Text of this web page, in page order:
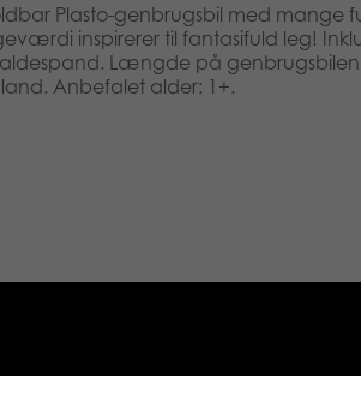
Plasto-genbrugsbil med mange
inspirerer til fantasifuld leg!
Længde på genbrugsbilen:
Anbefalet alder: 1+.